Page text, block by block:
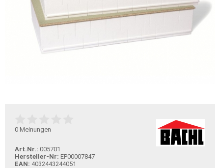
0 Meinungen
Art.Nr.: 005701
Hersteller-Nr: EP00007847
EAN: 4032443244051